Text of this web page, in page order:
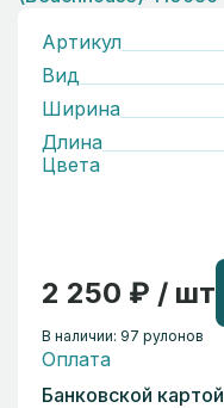
Артикул
Вид
Ширина
Длина
Цвета
2 250 ₽ / шт
В наличии: 97 рулонов
Оплата
Банковской картой